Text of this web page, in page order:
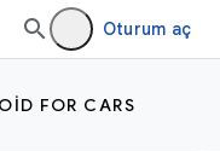
Oturum aç
FOR CARS